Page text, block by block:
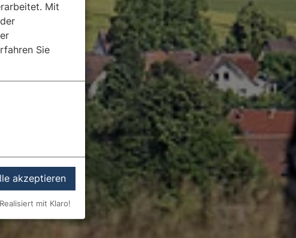
Mit
Sie
akzeptieren
Realisiert mit Klaro!